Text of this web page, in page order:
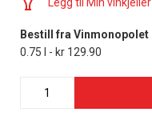
Bestill fra Vinmonopolet
0.75 l - kr 129.90